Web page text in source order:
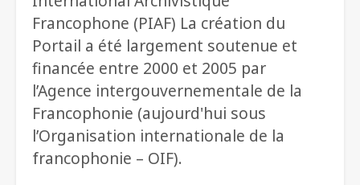
Francophone (PIAF) La création du
Portail a été largement soutenue et
financée entre 2000 et 2005 par
l’Agence intergouvernementale de la
Francophonie (aujourd'hui sous
l’Organisation internationale de la
francophonie – OIF).